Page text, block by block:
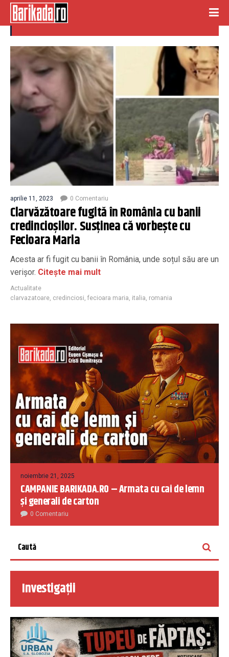
credinciosi
aprilie 11, 2023 0 Comentariu
Clarvăzătoare fugită în România cu banii
credincioșilor. Susținea că vorbeşte cu
Fecioara Maria
Acesta ar fi fugit cu banii în România, unde soțul său are un
verișor. Citește mai mult
Actualitate
clarvazatoare, credinciosi, fecioara maria, italia, romania
noiembrie 21, 2025
CAMPANIE BARIKADA.RO – Armata cu cai de lemn
și generali de carton
0 Comentariu
Investigații